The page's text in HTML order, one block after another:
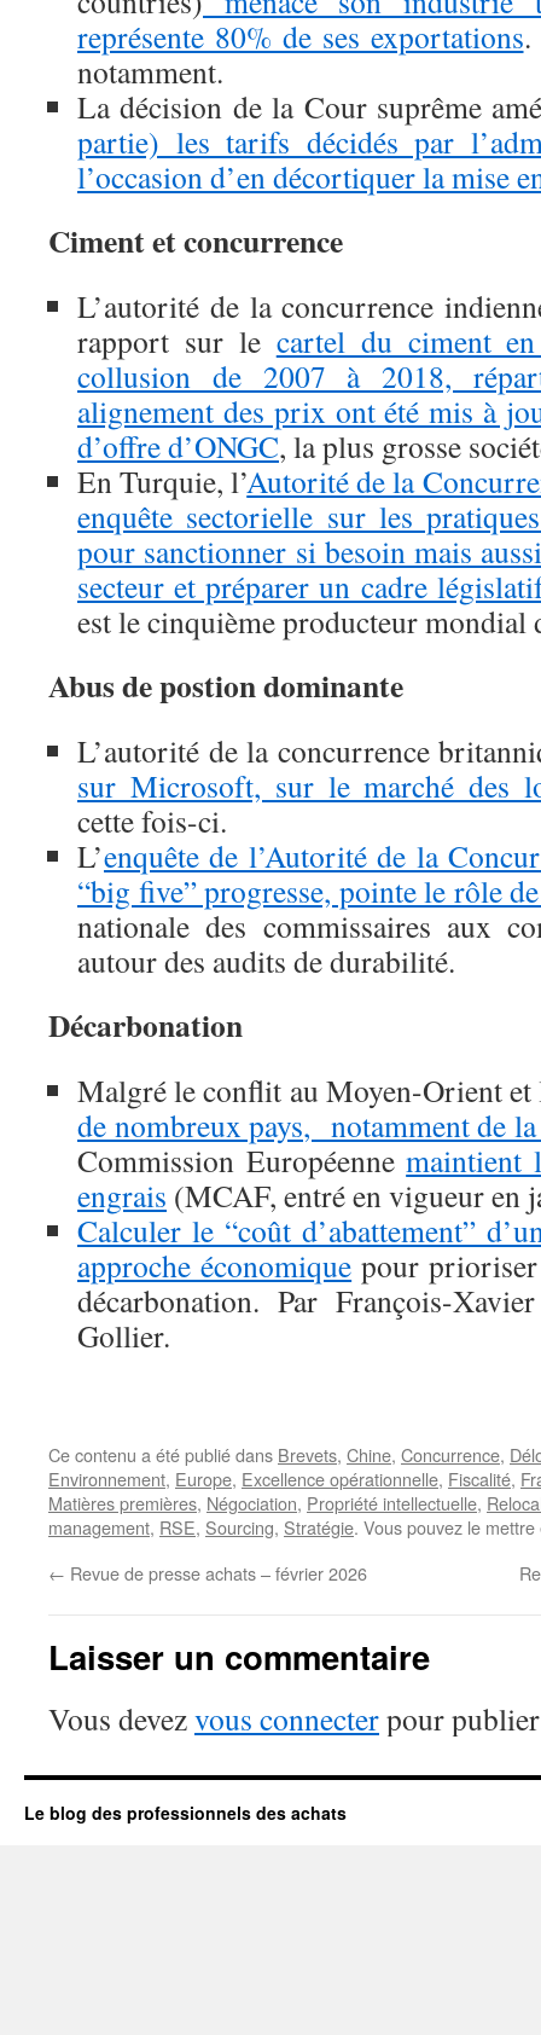
représente 80% de ses exportations
notamment.
La décision de la Cour suprême
partie) les tarifs décidés par
l’occasion d’en décortiquer la mise
Ciment et concurrence
L’autorité de la concurrence
rapport sur le cartel du ciment
collusion de 2007 à 2018,
alignement des prix ont été mis à
d’offre d’ONGC, la plus grosse
En Turquie, l’Autorité de la
enquête sectorielle sur les
pour sanctionner si besoin mais
secteur et préparer un cadre
est le cinquième producteur mondial
Abus de postion dominante
L’autorité de la concurrence
sur Microsoft, sur le marché des
cette fois-ci.
L’enquête de l’Autorité de la
“big five” progresse, pointe le rôle
nationale des commissaires aux
autour des audits de durabilité.
Décarbonation
Malgré le conflit au Moyen-Orient
de nombreux pays, notamment de
Commission Européennemaintient
engrais (MCAF, entré en vigueur en
Calculer le “coût d’abattement”
approche économique pour
décarbonation. Par François-
Gollier.
Ce contenu a été publié dans Brevets, Chine, Concurrence,
Environnement, Europe, Excellence opérationnelle, Fiscalité,
Matières premières, Négociation, Propriété intellectuelle,
management, RSE, Sourcing, Stratégie. Vous pouvez le
← Revue de presse achats – février 2026
Laisser un commentaire
Vous devezvous connecterpour
Le blog des professionnels des achats